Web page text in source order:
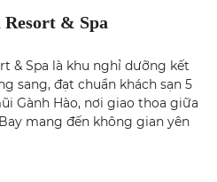
& Spa
& Spa là khu nghỉ dưỡng kết
sang, đạt chuẩn khách sạn 5
Gành Hào, nơi giao thoa giữa
mang đến không gian yên